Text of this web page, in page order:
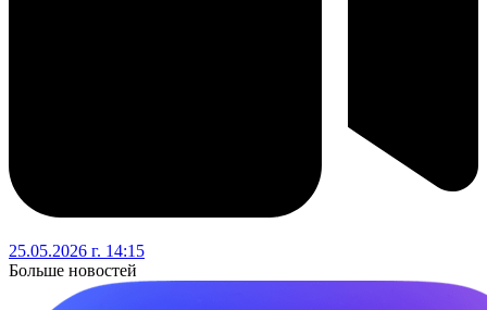
25.05.2026 г. 14:15
Больше новостей